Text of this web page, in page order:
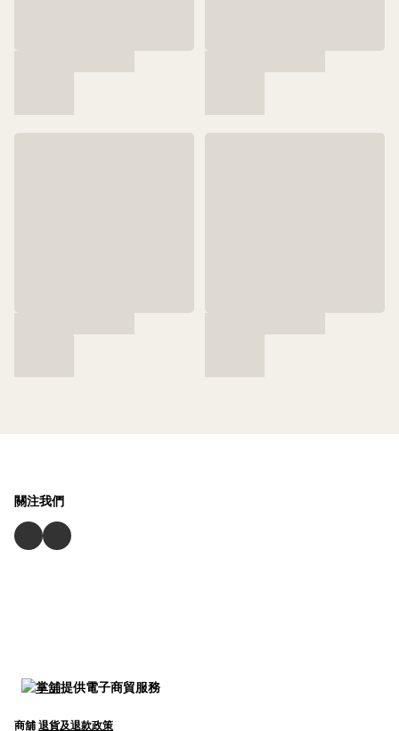
關注我們
提供電子商貿服務
商舖 退貨及退款政策